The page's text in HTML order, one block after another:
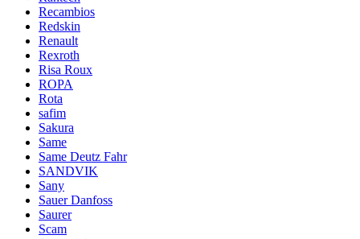
Recambios
Redskin
Renault
Rexroth
Risa Roux
ROPA
Rota
safim
Sakura
Same
Same Deutz Fahr
SANDVIK
Sany
Sauer Danfoss
Saurer
Scam